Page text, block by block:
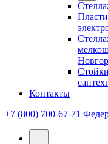
Контакты
+7 (800) 700-67-71